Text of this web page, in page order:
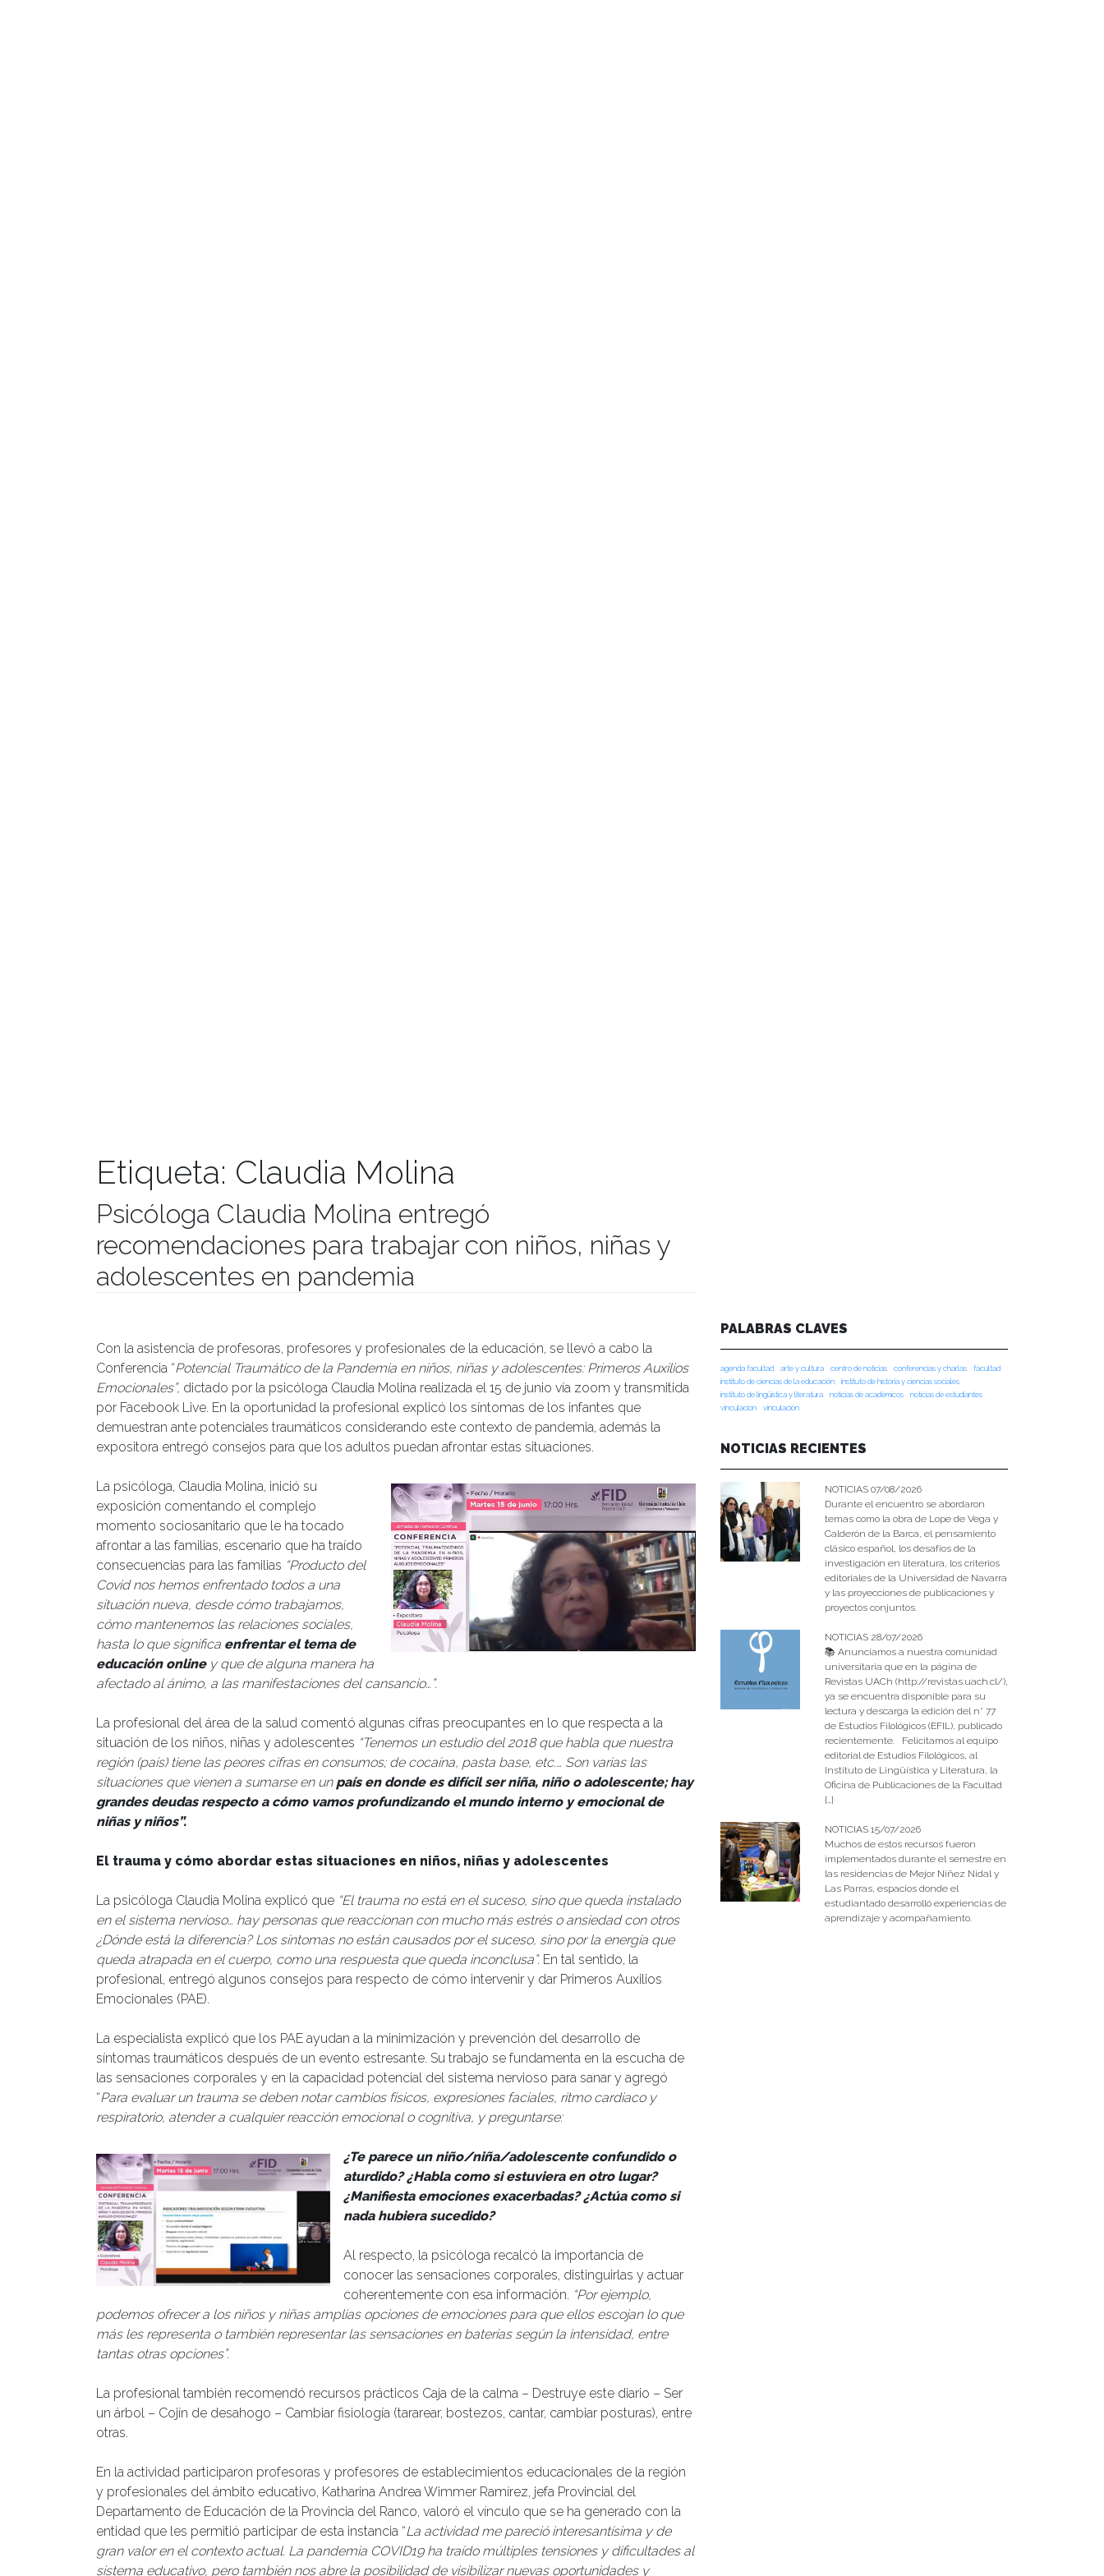
Etiqueta: Claudia Molina
Psicóloga Claudia Molina entregó
recomendaciones para trabajar con niños, niñas y
adolescentes en pandemia
Con la asistencia de profesoras, profesores y profesionales de la educación, se llevó a cabo la
Conferencia “Potencial Traumático de la Pandemia en niños, niñas y adolescentes: Primeros Auxilios
Emocionales”, dictado por la psicóloga Claudia Molina realizada el 15 de junio vía zoom y transmitida
por Facebook Live. En la oportunidad la profesional explicó los síntomas de los infantes que
demuestran ante potenciales traumáticos considerando este contexto de pandemia, además la
expositora entregó consejos para que los adultos puedan afrontar estas situaciones.
La psicóloga, Claudia Molina, inició su
exposición comentando el complejo
momento sociosanitario que le ha tocado
afrontar a las familias, escenario que ha traído
consecuencias para las familias “Producto del
Covid nos hemos enfrentado todos a una
situación nueva, desde cómo trabajamos,
cómo mantenemos las relaciones sociales,
hasta lo que significa enfrentar el tema de
educación onliney que de alguna manera ha
afectado al ánimo, a las manifestaciones del cansancio…”.
La profesional del área de la salud comentó algunas cifras preocupantes en lo que respecta a la
situación de los niños, niñas y adolescentes “Tenemos un estudio del 2018 que habla que nuestra
región (país) tiene las peores cifras en consumos; de cocaína, pasta base, etc.… Son varias las
situaciones que vienen a sumarse en un país en donde es difícil ser niña, niño o adolescente; hay
grandes deudas respecto a cómo vamos profundizando el mundo interno y emocional de
niñas y niños”.
El trauma y cómo abordar estas situaciones en niños, niñas y adolescentes
La psicóloga Claudia Molina explicó que “El trauma no está en el suceso, sino que queda instalado
en el sistema nervioso… hay personas que reaccionan con mucho más estrés o ansiedad con otros
¿Dónde está la diferencia? Los síntomas no están causados por el suceso, sino por la energía que
queda atrapada en el cuerpo, como una respuesta que queda inconclusa”. En tal sentido, la
profesional, entregó algunos consejos para respecto de cómo intervenir y dar Primeros Auxilios
Emocionales (PAE).
La especialista explicó que los PAE ayudan a la minimización y prevención del desarrollo de
síntomas traumáticos después de un evento estresante. Su trabajo se fundamenta en la escucha de
las sensaciones corporales y en la capacidad potencial del sistema nervioso para sanar y agregó
“Para evaluar un trauma se deben notar cambios físicos, expresiones faciales, ritmo cardiaco y
respiratorio, atender a cualquier reacción emocional o cognitiva, y preguntarse:
¿Te parece un niño/niña/adolescente confundido o
aturdido? ¿Habla como si estuviera en otro lugar?
¿Manifiesta emociones exacerbadas? ¿Actúa como si
nada hubiera sucedido?
Al respecto, la psicóloga recalcó la importancia de
conocer las sensaciones corporales, distinguirlas y actuar
coherentemente con esa información. “Por ejemplo,
podemos ofrecer a los niños y niñas amplias opciones de emociones para que ellos escojan lo que
más les representa o también representar las sensaciones en baterías según la intensidad, entre
tantas otras opciones”.
La profesional también recomendó recursos prácticos Caja de la calma – Destruye este diario – Ser
un árbol – Cojín de desahogo – Cambiar fisiología (tararear, bostezos, cantar, cambiar posturas), entre
otras.
En la actividad participaron profesoras y profesores de establecimientos educacionales de la región
y profesionales del ámbito educativo, Katharina Andrea Wimmer Ramírez, jefa Provincial del
Departamento de Educación de la Provincia del Ranco, valoró el vínculo que se ha generado con la
entidad que les permitió participar de esta instancia “La actividad me pareció interesantísima y de
gran valor en el contexto actual. La pandemia COVID19 ha traído múltiples tensiones y dificultades al
sistema educativo, pero también nos abre la posibilidad de visibilizar nuevas oportunidades y
PALABRAS CLAVES
agenda facultad arte y cultura centro de noticias conferencias y charlas
facultad
instituto de ciencias de la educación
instituto de historia y ciencias sociales
instituto de lingüística y literatura
noticias de académicos
noticias de estudiantes
vinculacion
vinculación
NOTICIAS RECIENTES
NOTICIAS 07/08/2026
Durante el encuentro se abordaron
temas como la obra de Lope de Vega y
Calderón de la Barca, el pensamiento
clásico español, los desafíos de la
investigación en literatura, los criterios
editoriales de la Universidad de Navarra
y las proyecciones de publicaciones y
proyectos conjuntos.
NOTICIAS 28/07/2026
📚 Anunciamos a nuestra comunidad
universitaria que en la página de
Revistas UACh (http://revistas.uach.cl/),
ya se encuentra disponible para su
lectura y descarga la edición del n° 77
de Estudios Filológicos (EFIL), publicado
recientemente. Felicitamos al equipo
editorial de Estudios Filológicos, al
Instituto de Lingüística y Literatura, la
Oficina de Publicaciones de la Facultad
[…]
NOTICIAS 15/07/2026
Muchos de estos recursos fueron
implementados durante el semestre en
las residencias de Mejor Niñez Nidal y
Las Parras, espacios donde el
estudiantado desarrolló experiencias de
aprendizaje y acompañamiento.